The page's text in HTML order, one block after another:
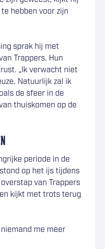
hebben voor zijn
sprak hij met
Trappers. Hun
„Ik verwacht niet
Natuurlijk zal ik
de sfeer in de
thuiskomen op de
periode in de
op het ijs tijdens
van Trappers
kijkt met trots terug
me meer